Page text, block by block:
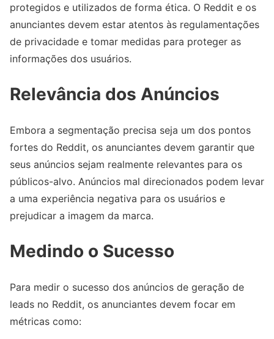
protegidos e utilizados de forma ética. O Reddit e os
anunciantes devem estar atentos às regulamentações
de privacidade e tomar medidas para proteger as
informações dos usuários.
Relevância dos Anúncios
Embora a segmentação precisa seja um dos pontos
fortes do Reddit, os anunciantes devem garantir que
seus anúncios sejam realmente relevantes para os
públicos-alvo. Anúncios mal direcionados podem levar
a uma experiência negativa para os usuários e
prejudicar a imagem da marca.
Medindo o Sucesso
Para medir o sucesso dos anúncios de geração de
leads no Reddit, os anunciantes devem focar em
métricas como: